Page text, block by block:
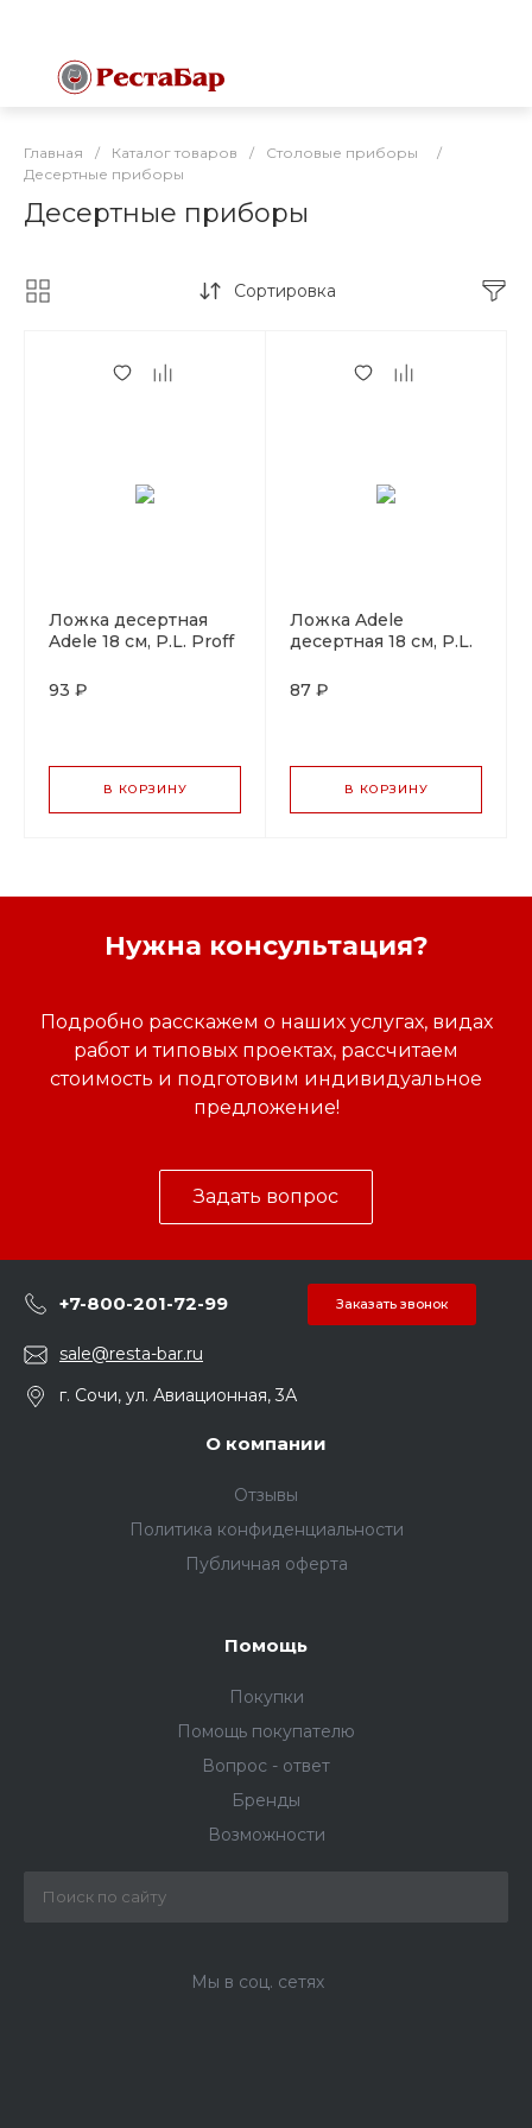
Главная / Каталог товаров / Столовые приборы
/
Десертные приборы
Десертные приборы
Сортировка
Ложка десертная
Adele 18 см, P.L. Proff
93 ₽
В КОРЗИНУ
Ложка Adele
десертная 18 см, P.L.
87 ₽
В КОРЗИНУ
Нужна консультация?
Подробно расскажем о наших услугах, видах
работ и типовых проектах, рассчитаем
стоимость и подготовим индивидуальное
предложение!
Задать вопрос
+7-800-201-72-99 Заказать звонок
sale@resta-bar.ru
г. Сочи, ул. Авиационная, 3А
О компании
Отзывы
Политика конфиденциальности
Публичная оферта
Помощь
Покупки
Помощь покупателю
Вопрос - ответ
Бренды
Возможности
Мы в соц. сетях